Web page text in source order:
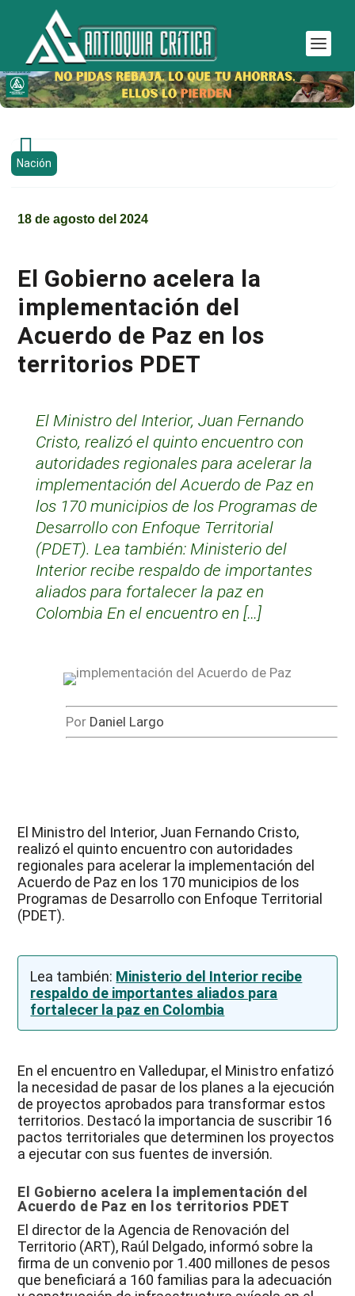

Nación
18 de agosto del 2024
El Gobierno acelera la
implementación del
Acuerdo de Paz en los
territorios PDET
El Ministro del Interior, Juan Fernando
Cristo, realizó el quinto encuentro con
autoridades regionales para acelerar la
implementación del Acuerdo de Paz en
los 170 municipios de los Programas de
Desarrollo con Enfoque Territorial
(PDET). Lea también: Ministerio del
Interior recibe respaldo de importantes
aliados para fortalecer la paz en
Colombia En el encuentro en […]
Por Daniel Largo
El Ministro del Interior, Juan Fernando Cristo,
realizó el quinto encuentro con autoridades
regionales para acelerar la implementación del
Acuerdo de Paz en los 170 municipios de los
Programas de Desarrollo con Enfoque Territorial
(PDET).
Lea también: Ministerio del Interior recibe
respaldo de importantes aliados para
fortalecer la paz en Colombia
En el encuentro en Valledupar, el Ministro enfatizó
la necesidad de pasar de los planes a la ejecución
de proyectos aprobados para transformar estos
territorios. Destacó la importancia de suscribir 16
pactos territoriales que determinen los proyectos
a ejecutar con sus fuentes de inversión.
El Gobierno acelera la implementación del
Acuerdo de Paz en los territorios PDET
El director de la Agencia de Renovación del
Territorio (ART), Raúl Delgado, informó sobre la
firma de un convenio por 1.400 millones de pesos
que beneficiará a 160 familias para la adecuación